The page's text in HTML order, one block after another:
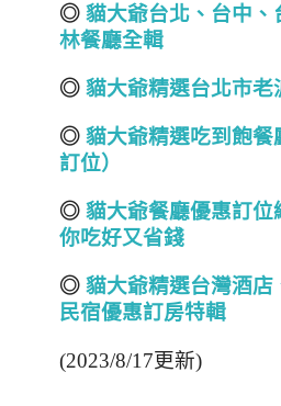
◎ 貓大爺台北 、 台中 、
林餐廳全輯
◎ 貓大爺精選台北市老
◎ 貓大爺精選吃到飽餐
訂位）
◎ 貓大爺餐廳優惠訂位
你吃好又省錢
◎ 貓大爺精選台灣酒店
民宿優惠訂房特輯
(2023/8/17更新)